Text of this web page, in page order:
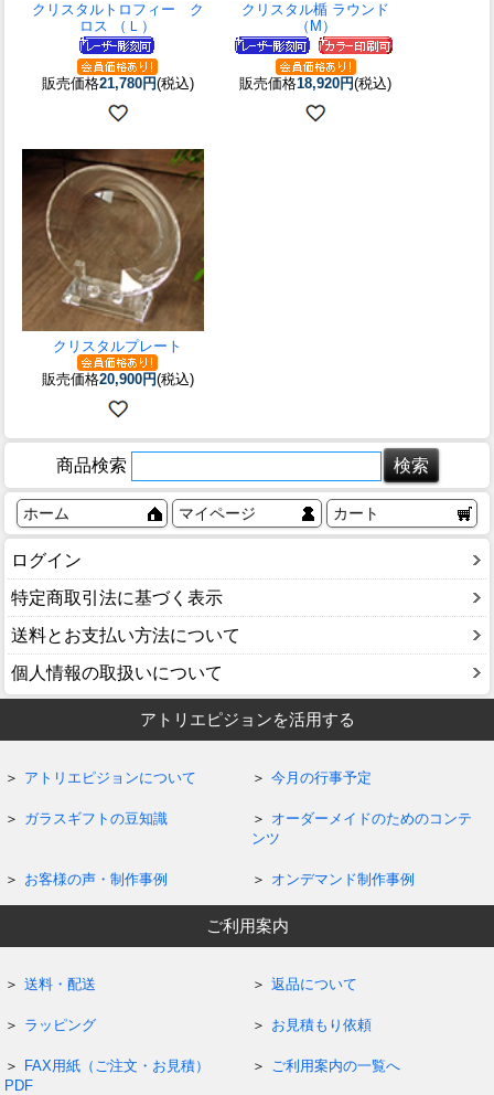
クリスタルトロフィー ク
ロス （Ｌ）
販売価格21,780円(税込)
クリスタル楯 ラウンド
（M）
販売価格18,920円(税込)
クリスタルプレート
販売価格20,900円(税込)
商品検索
ホーム マイページ カート
ログイン
特定商取引法に基づく表示
送料とお支払い方法について
個人情報の取扱いについて
アトリエピジョンを活用する
アトリエピジョンについて 今月の行事予定
ガラスギフトの豆知識
オーダーメイドのためのコンテ
ンツ
お客様の声・制作事例 オンデマンド制作事例
ご利用案内
送料・配送 返品について
ラッピング お見積もり依頼
FAX用紙（ご注文・お見積）
PDF
ご利用案内の一覧へ